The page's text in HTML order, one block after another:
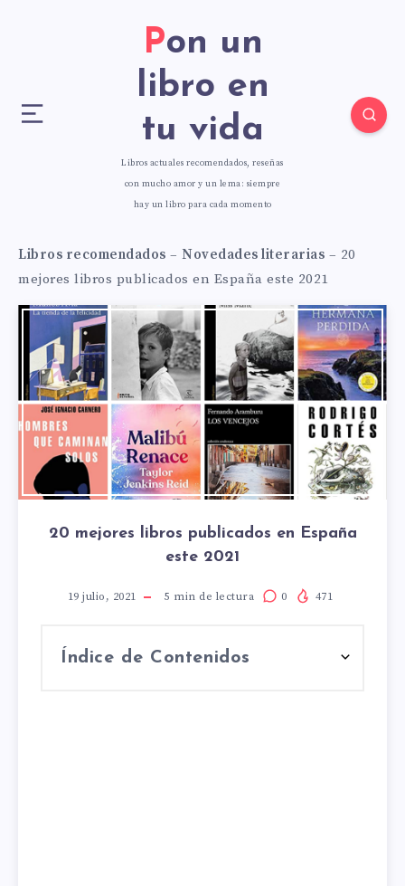
Pon un
libro en
tu vida
Libros actuales recomendados, reseñas
con mucho amor y un lema: siempre
hay un libro para cada momento
Libros recomendados – Novedades literarias – 20
mejores libros publicados en España este 2021
20 mejores libros publicados en España
este 2021
19 julio, 2021 5 min de lectura 0 471
Índice de Contenidos